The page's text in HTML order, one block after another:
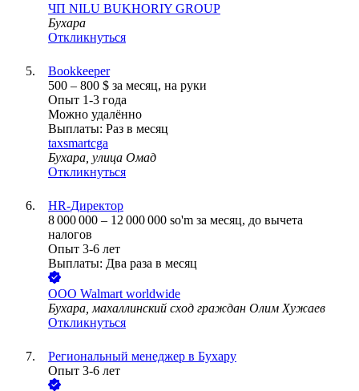
ЧП NILU BUKHORIY GROUP
Бухара
Откликнуться
Bookkeeper
500 – 800 $ за месяц, на руки
Опыт 1-3 года
Можно удалённо
Выплаты: Раз в месяц
taxsmartcga
Бухара, улица Омад
Откликнуться
HR-Директор
8 000 000 – 12 000 000 so'm за месяц, до вычета
налогов
Опыт 3-6 лет
Выплаты: Два раза в месяц
ООО Walmart worldwide
Бухара, махаллинский сход граждан Олим Хужаев
Откликнуться
Региональный менеджер в Бухару
Опыт 3-6 лет